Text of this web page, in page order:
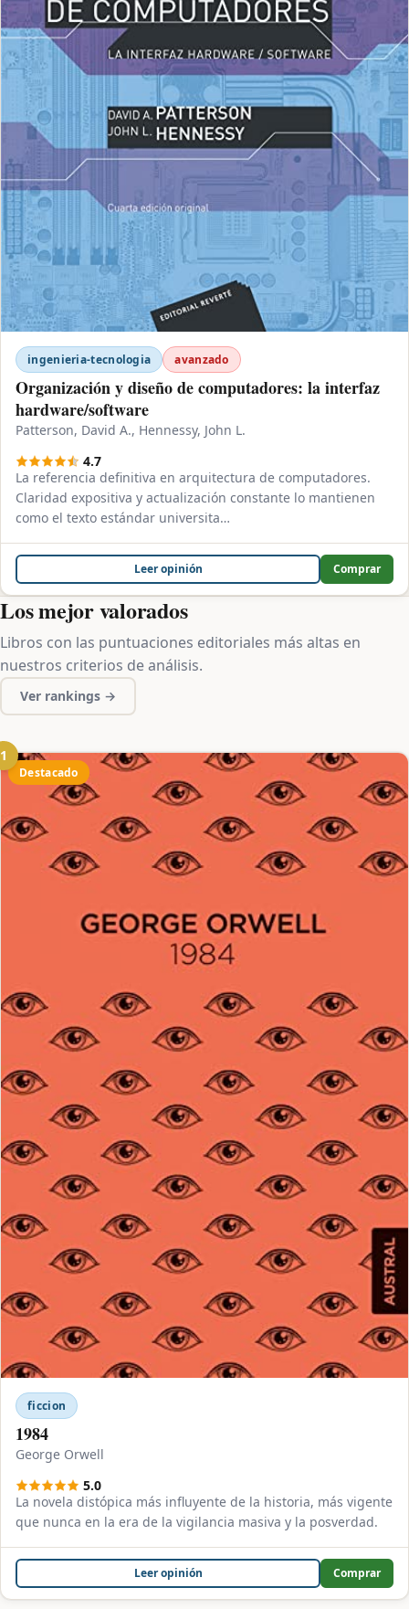
ingenieria-tecnologia avanzado
Organización y diseño de computadores: la interfaz
hardware/software
Patterson, David A., Hennessy, John L.
4.7
La referencia definitiva en arquitectura de computadores.
Claridad expositiva y actualización constante lo mantienen
como el texto estándar universita…
Leer opinión Comprar
Los mejor valorados
Libros con las puntuaciones editoriales más altas en
nuestros criterios de análisis.
Ver rankings →
1
Destacado
ficcion
1984
George Orwell
5.0
La novela distópica más influyente de la historia, más vigente
que nunca en la era de la vigilancia masiva y la posverdad.
Leer opinión Comprar